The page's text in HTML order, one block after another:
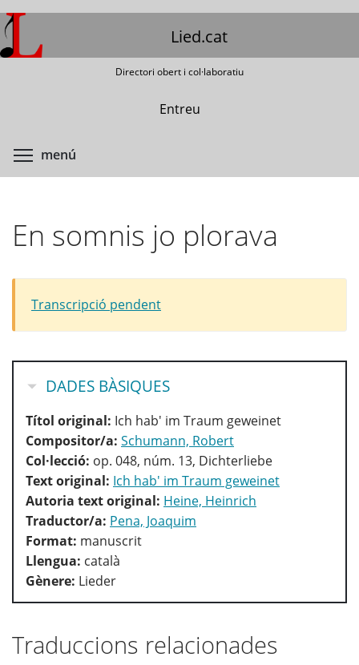
Vés
al
contingut
Lied.cat
Directori obert i col·laboratiu
Entreu
menú
En somnis jo plorava
Transcripció pendent
OCULTA
DADES BÀSIQUES
Títol original: Ich hab' im Traum geweinet
Compositor/a: Schumann, Robert
Col·lecció: op. 048, núm. 13, Dichterliebe
Text original: Ich hab' im Traum geweinet
Autoria text original: Heine, Heinrich
Traductor/a: Pena, Joaquim
Format: manuscrit
Llengua: català
Gènere: Lieder
Traduccions relacionades